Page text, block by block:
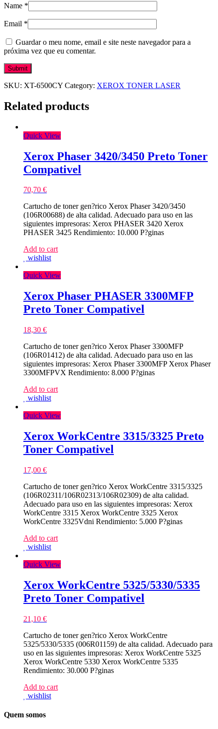
Name *
Email *
Guardar o meu nome, email e site neste navegador para a
próxima vez que eu comentar.
SKU: XT-6500CY Category: XEROX TONER LASER
Related products
Quick View
Xerox Phaser 3420/3450 Preto Toner
Compativel
70,70 €
Cartucho de toner gen?rico Xerox Phaser 3420/3450
(106R00688) de alta calidad. Adecuado para uso en las
siguientes impresoras: Xerox PHASER 3420 Xerox
PHASER 3425 Rendimiento: 10.000 P?ginas
Add to cart
wishlist
Quick View
Xerox Phaser PHASER 3300MFP
Preto Toner Compativel
18,30 €
Cartucho de toner gen?rico Xerox Phaser 3300MFP
(106R01412) de alta calidad. Adecuado para uso en las
siguientes impresoras: Xerox Phaser 3300MFP Xerox Phaser
3300MFPVX Rendimiento: 8.000 P?ginas
Add to cart
wishlist
Quick View
Xerox WorkCentre 3315/3325 Preto
Toner Compativel
17,00 €
Cartucho de toner gen?rico Xerox WorkCentre 3315/3325
(106R02311/106R02313/106R02309) de alta calidad.
Adecuado para uso en las siguientes impresoras: Xerox
WorkCentre 3315 Xerox WorkCentre 3325 Xerox
WorkCentre 3325Vdni Rendimiento: 5.000 P?ginas
Add to cart
wishlist
Quick View
Xerox WorkCentre 5325/5330/5335
Preto Toner Compativel
21,10 €
Cartucho de toner gen?rico Xerox WorkCentre
5325/5330/5335 (006R01159) de alta calidad. Adecuado para
uso en las siguientes impresoras: Xerox WorkCentre 5325
Xerox WorkCentre 5330 Xerox WorkCentre 5335
Rendimiento: 30.000 P?ginas
Add to cart
wishlist
Quem somos